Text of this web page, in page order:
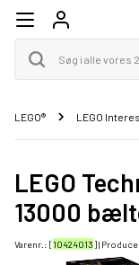
LEGO® LEGO
LEGO
13000
Varenr.: [10424013] |